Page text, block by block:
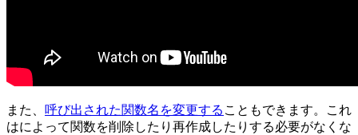
また、 呼び出された関数名を変更する こともできます。
これ
はによって関数を削除したり再作成したりする必要がなくな